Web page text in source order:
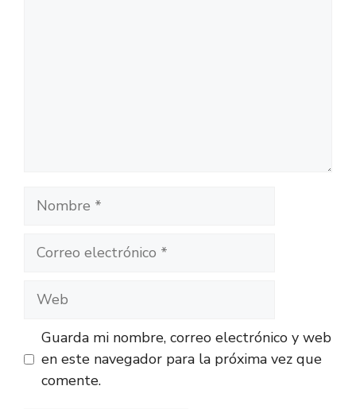
Guarda mi nombre, correo electrónico y web
en este navegador para la próxima vez que
comente.